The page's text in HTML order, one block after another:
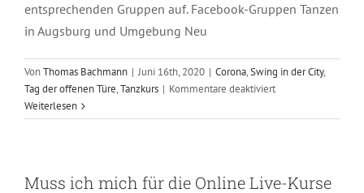
entsprechenden Gruppen auf. Facebook-Gruppen Tanzen
in Augsburg und Umgebung Neu
VonThomas Bachmann | Juni 16th, 2020 | Corona,Swing in der City,
Tag der offenen Türe,Tanzkurs | Kommentare deaktiviertfür
finde
Weiterlesen
Muss ich mich für die Online Live-Kurse